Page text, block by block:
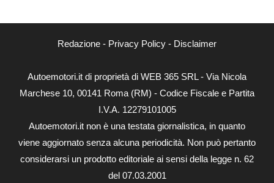
Redazione - Privacy Policy - Disclaimer
Autoemotori.it di proprietà di WEB 365 SRL - Via Nicola
Marchese 10, 00141 Roma (RM) - Codice Fiscale e Partita
I.V.A. 12279101005
Autoemotori.it non è una testata giornalistica, in quanto
viene aggiornato senza alcuna periodicità. Non può pertanto
considerarsi un prodotto editoriale ai sensi della legge n. 62
del 07.03.2001